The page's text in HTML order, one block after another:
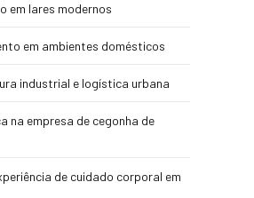
em lares modernos
em ambientes domésticos
industrial e logística urbana
na empresa de cegonha de
de cuidado corporal em